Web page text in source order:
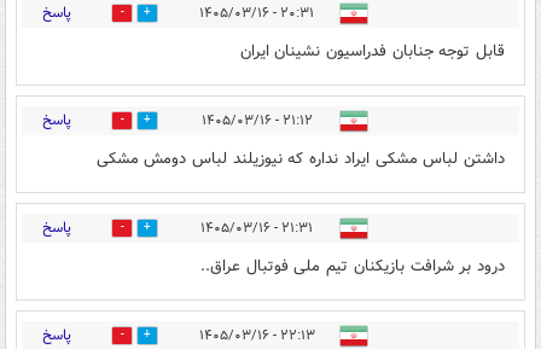
۲۰:۳۱ - ۱۴۰۵/۰۳/۱۶ 4 پاسخ
قابل توجه جنابان فدراسیون نشینان ایران
۲۱:۱۲ - ۱۴۰۵/۰۳/۱۶ 3 پاسخ
داشتن لباس مشکی ایراد نداره که نیوزیلند لباس دومش مشکی
۲۱:۳۱ - ۱۴۰۵/۰۳/۱۶ 5 پاسخ
درود بر شرافت بازیکنان تیم ملی فوتبال عراق..
۲۲:۱۳ - ۱۴۰۵/۰۳/۱۶ 5 پاسخ